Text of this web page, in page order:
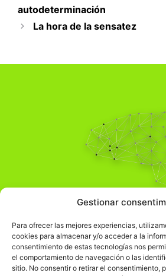
Gestionar
Para ofrecer las mejores experiencias,
cookies para almacenar y/o acceder a la
consentimiento de estas tecnologías nos
el comportamiento de navegación o las
sitio. No consentir o retirar el consentimiento,
autodeterminación
La hora de la sensatez
Pensamiento
Comprender el mundo para
Información Legal